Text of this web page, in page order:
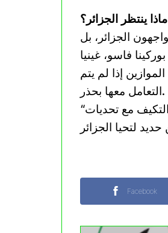
ماذا ينتظر الجزائر؟
الجزائر، بل
فاسو، غينيا
إذا لم يتم
التعامل معها بحذر.
“في النهاية، لا تقاس العظمة في كرة القدم بالألقاب الماضية، بل بالقدرة على التكيف مع تحديات
Facebook